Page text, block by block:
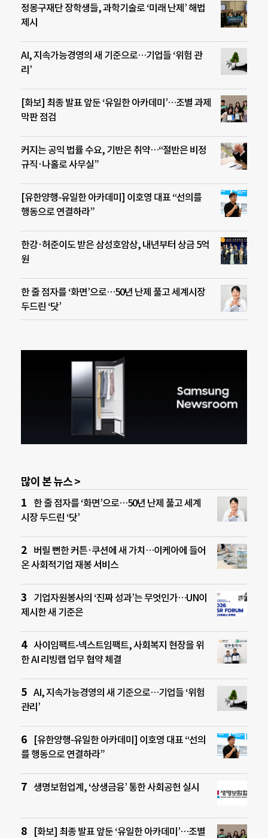
정몽구재단 장학생들, 과학기술로 ‘미래 난제’ 해법
제시
AI, 지속가능경영의 새 기준으로…기업들 ‘위험 관
리’
[화보] 최종 발표 앞둔 ‘유일한 아카데미’…조별 과제
막판 점검
커지는 공익 법률 수요, 기반은 취약…“절반은 비정
규직·나홀로 사무실”
[유한양행-유일한 아카데미] 이호영 대표 “선의를
행동으로 연결하라”
한강·허준이도 받은 삼성호암상, 내년부터 상금 5억
원
한 줄 점자를 ‘화면’으로…50년 난제 풀고 세계시장
두드린 ‘닷’
많이 본 뉴스 >
한 줄 점자를 ‘화면’으로…50년 난제 풀고 세계
시장 두드린 ‘닷’
버릴 뻔한 커튼·쿠션에 새 가치…이케아에 들어
온 사회적기업 재봉 서비스
기업자원봉사의 ‘진짜 성과’는 무엇인가…UN이
제시한 새 기준은
사이임팩트-넥스트임팩트, 사회복지 현장을 위
한 AI 리빙랩 업무 협약 체결
AI, 지속가능경영의 새 기준으로…기업들 ‘위험
관리’
[유한양행-유일한 아카데미] 이호영 대표 “선의
를 행동으로 연결하라”
생명보험업계, ‘상생금융’ 통한 사회공헌 실시
[화보] 최종 발표 앞둔 ‘유일한 아카데미’…조별